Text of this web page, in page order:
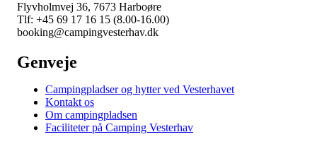
Flyvholmvej 36, 7673 Harboøre
Tlf: +45 69 17 16 15 (8.00-16.00)
booking@campingvesterhav.dk
Genveje
Campingpladser og hytter ved Vesterhavet
Kontakt os
Om campingpladsen
Faciliteter på Camping Vesterhav